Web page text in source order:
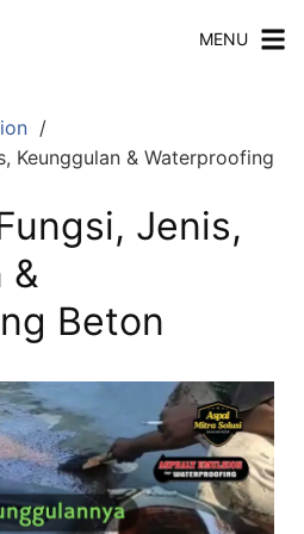
MENU
Keunggulan & Waterproofing
Jenis,
&
Beton